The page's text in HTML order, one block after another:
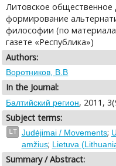
Литовское
формирование
философии (по
газете «Республика»)
Authors:
Воротников, В.В
In the Journal:
Балтийский регион, 2011,
Subject terms:
LT Judėjimai / Movements;
amžius; Lietuva
Summary / Abstract: